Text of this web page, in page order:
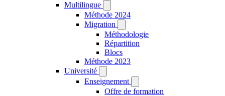
Multilingue
Méthode 2024
Migration
Méthodologie
Répartition
Blocs
Méthode 2023
Université
Enseignement
Offre de formation